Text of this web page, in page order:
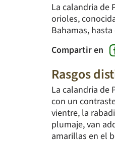
La calandria de
orioles,
Bahamas,
Compartir en
Rasgos
La calandria de
con un
vientre, la
plumaje, van
amarillas en el